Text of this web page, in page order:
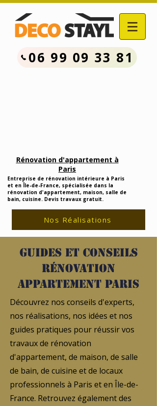
06 99 09 33 81
Rénovation d'appartement à
Paris
Entreprise de rénovation intérieure à Paris
et en Île-de-France, spécialisée dans la
rénovation d'appartement, maison, salle de
bain, cuisine. Devis travaux gratuit.
Nos Réalisations
Guides et conseils
rénovation
appartement Paris
Découvrez nos conseils d'experts,
nos réalisations, nos idées et nos
guides pratiques pour réussir vos
travaux de rénovation
d'appartement, de maison, de salle
de bain, de cuisine et de locaux
professionnels à Paris et en Île-de-
France. Retrouvez également des